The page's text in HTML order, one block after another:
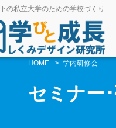
の私立大学のための学校づくり
HOME 学内研修会
セミナー